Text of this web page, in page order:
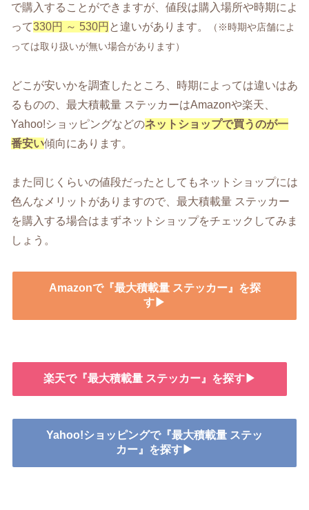
で購入することができますが、値段は購入場所や時期によ
って330円 ～ 530円 と違いがあります。
（※時期や店舗によ
っては取り扱いが無い場合があります）
どこが安いかを調査したところ、時期によっては違いはあ
るものの、最大積載量 ステッカーはAmazonや楽天、
Yahoo!ショッピングなどのネットショップで買うのが一
番安い傾向にあります。
また同じくらいの値段だったとしてもネットショップには
色んなメリットがありますので、最大積載量 ステッカー
を購入する場合はまずネットショップをチェックしてみま
しょう。
Amazonで『最大積載量 ステッカー』を探
す▶
楽天で『最大積載量 ステッカー』を探す▶
Yahoo!ショッピングで『最大積載量 ステッ
カー』を探す▶